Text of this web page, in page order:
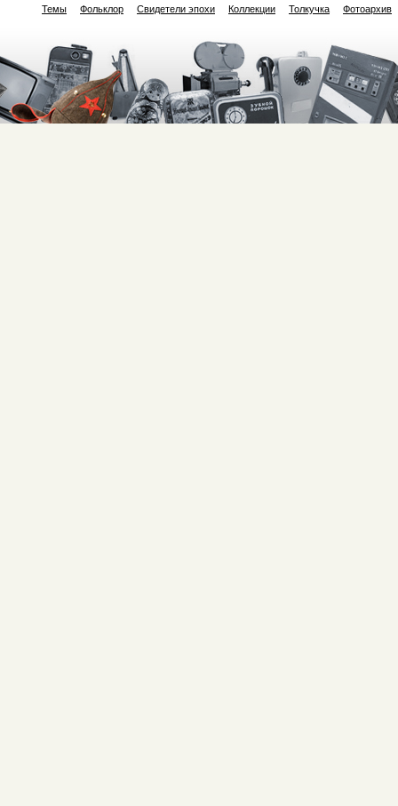
Темы Фольклор Свидетели эпохи Коллекции Толкучка Фотоархив